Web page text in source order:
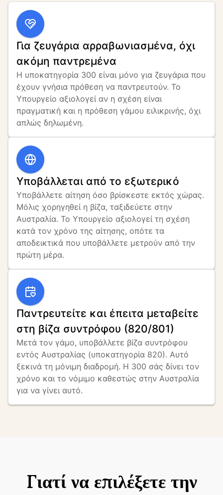
Για ζευγάρια αρραβωνιασμένα, όχι
ακόμη παντρεμένα
Η υποκατηγορία 300 είναι μόνο για ζευγάρια που
έχουν γνήσια πρόθεση να παντρευτούν. Το
Υπουργείο αξιολογεί αν η σχέση είναι
πραγματική και η πρόθεση γάμου ειλικρινής, όχι
απλώς δηλωμένη.
Υποβάλλεται από το εξωτερικό
Υποβάλλετε αίτηση όσο βρίσκεστε εκτός χώρας.
Μόλις χορηγηθεί η βίζα, ταξιδεύετε στην
Αυστραλία. Το Υπουργείο αξιολογεί τη σχέση
κατά τον χρόνο της αίτησης, οπότε τα
αποδεικτικά που υποβάλλετε μετρούν από την
πρώτη μέρα.
Παντρευτείτε και έπειτα μεταβείτε
στη βίζα συντρόφου (820/801)
Μετά τον γάμο, υποβάλλετε βίζα συντρόφου
εντός Αυστραλίας (υποκατηγορία 820). Αυτό
ξεκινά τη μόνιμη διαδρομή. Η 300 σάς δίνει τον
χρόνο και το νόμιμο καθεστώς στην Αυστραλία
για να γίνει αυτό.
Γιατί να επιλέξετε την